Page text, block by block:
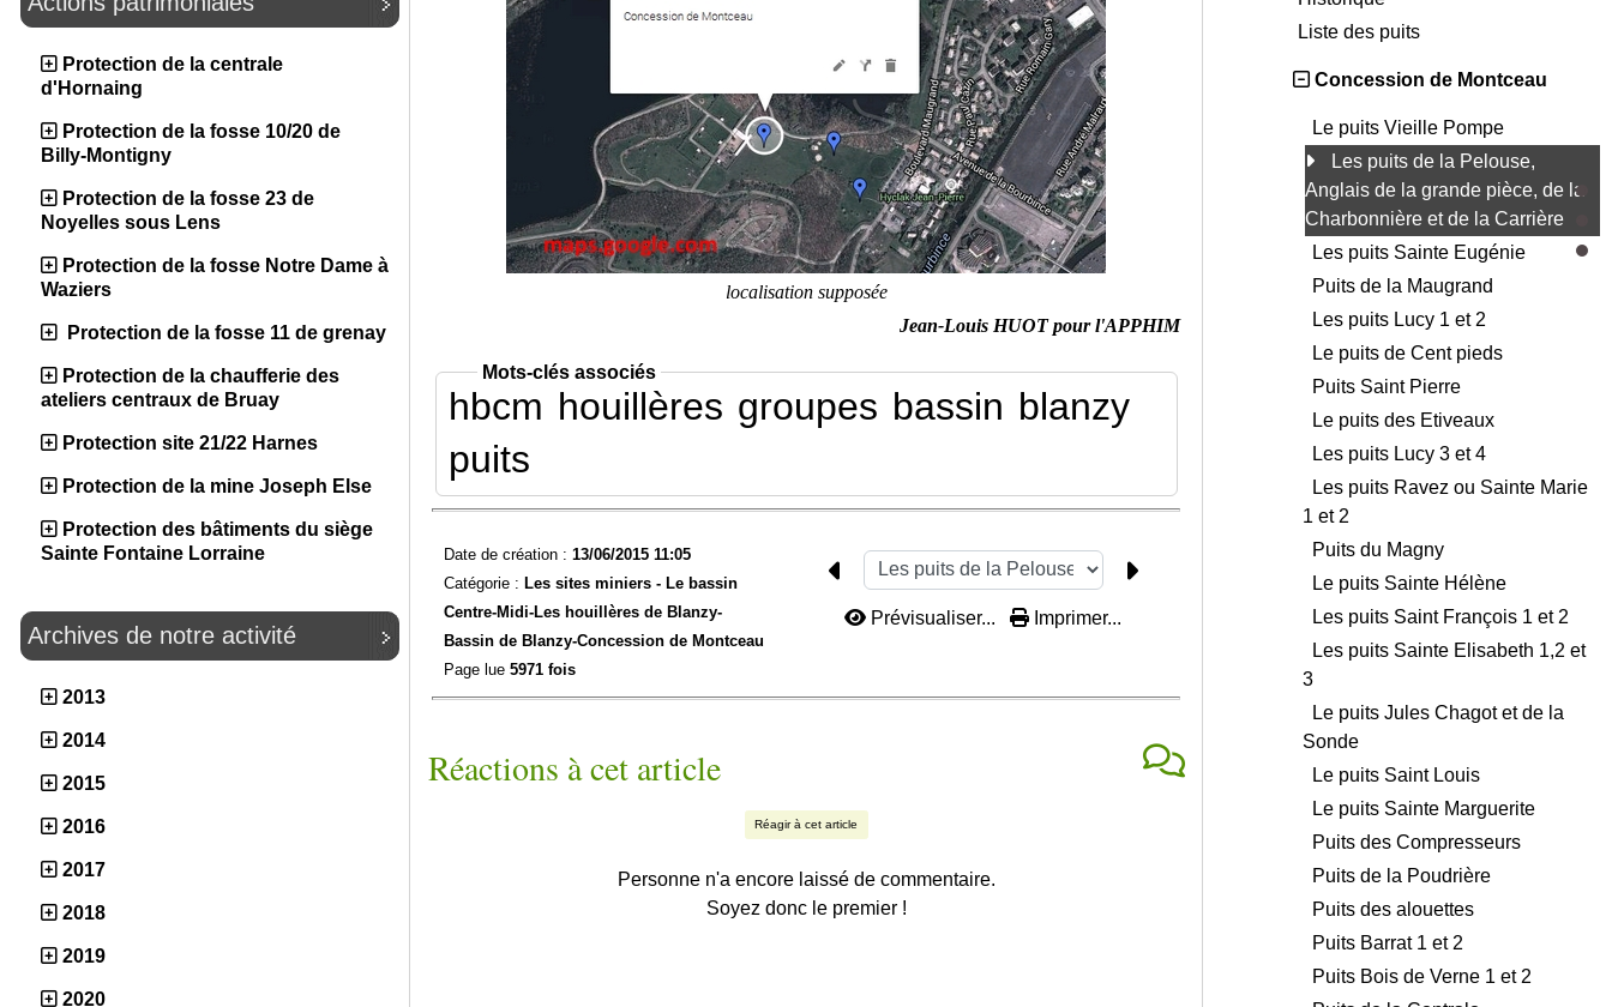
Protection de la centrale
d'Hornaing
Protection de la fosse 10/20 de
Billy-Montigny
Protection de la fosse 23 de
Noyelles sous Lens
Protection de la fosse Notre Dame à
Waziers
Protection de la fosse 11 de grenay
Protection de la chaufferie des
ateliers centraux de Bruay
Protection site 21/22 Harnes
Protection de la mine Joseph Else
Protection des bâtiments du siège
Sainte Fontaine Lorraine
Archives de notre activité
2013
2014
2015
2016
2017
2018
2019
2020
localisation supposée
Jean-Louis HUOT pour l'APPHIM
Mots-clés associés
hbcm houillères groupes bassin blanzy
puits
Date de création : 13/06/2015 11:05
Catégorie : Les sites miniers - Le bassin
Centre-Midi-Les houillères de Blanzy-
Bassin de Blanzy-Concession de Montceau
Page lue 5971 fois
Prévisualiser... Imprimer...
Réactions à cet article
Réagir à cet article
Personne n'a encore laissé de commentaire.
Soyez donc le premier !
Liste des puits
Concession de Montceau
Le puits Vieille Pompe
Les puits de la Pelouse,
Anglais de la grande pièce, de la
Charbonnière et de la Carrière
Les puits Sainte Eugénie
Puits de la Maugrand
Les puits Lucy 1 et 2
Le puits de Cent pieds
Puits Saint Pierre
Le puits des Etiveaux
Les puits Lucy 3 et 4
Les puits Ravez ou Sainte Marie
1 et 2
Puits du Magny
Le puits Sainte Hélène
Les puits Saint François 1 et 2
Les puits Sainte Elisabeth 1,2 et
3
Le puits Jules Chagot et de la
Sonde
Le puits Saint Louis
Le puits Sainte Marguerite
Puits des Compresseurs
Puits de la Poudrière
Puits des alouettes
Puits Barrat 1 et 2
Puits Bois de Verne 1 et 2